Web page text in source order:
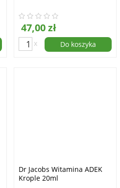
47,00 zł
x Do koszyka
Dr Jacobs Witamina ADEK
Krople 20ml